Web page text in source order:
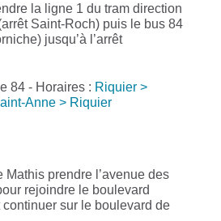
la ligne 1 du tram direction
Saint-Roch) puis le bus 84
jusqu’à l’arrêt
84 - Horaires : Riquier >
Anne > Riquier
Mathis prendre l’avenue des
rejoindre le boulevard
continuer sur le boulevard de